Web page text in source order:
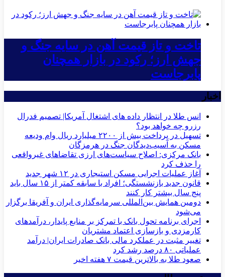
تاخت و تاز قیمت آهن در سایه جنگ و
جهش ارز؛ رکود در بازار همچنان
پابرجاست
اخبار
انس طلا در انتظار داده های اشتغال آمریکا| تصمیم فدرال
رزرو چه خواهد بود؟
تسهیل در پرداخت بیش از ۲۲۰۰ میلیارد ریال وام ودیعه
مسکن به آسیب‌دیدگان جنگ در هرمزگان
بانک مرکزی: اصلاح سیاست‌های ارزی تقاضاهای غیرواقعی
را حذف کرد
آغاز عملیات اجرایی مسکن استیجاری در ۱۲ شهر جدید
قانون جدید بازنشستگی؛ افراد با سابقه کمتر از ۱۵ سال باید
پنج سال بیشتر کار کنند
دومین همایش بین‌المللی سرمایه‌گذاری ایران و آفریقا برگزار
می‌شود
اجرای برنامه تحول بانک با تمرکز بر منابع پایدار، درآمدهای
کارمزدی و بازسازی اعتماد مشتریان
تغییر مثبت در عملکرد مالی بانک صادرات ایران| درآمد
عملیاتی ۸۰ درصد رشد کرد
صعود طلا به بالاترین قیمت ۷ هفته اخیر